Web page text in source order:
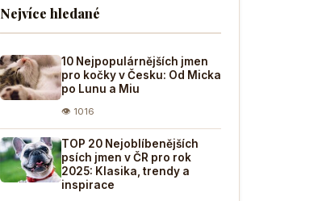
Nejvíce hledané
10 Nejpopulárnějších jmen
pro kočky v Česku: Od Micka
po Lunu a Miu
👁 1016
TOP 20 Nejoblíbenějších
psích jmen v ČR pro rok
2025: Klasika, trendy a
inspirace